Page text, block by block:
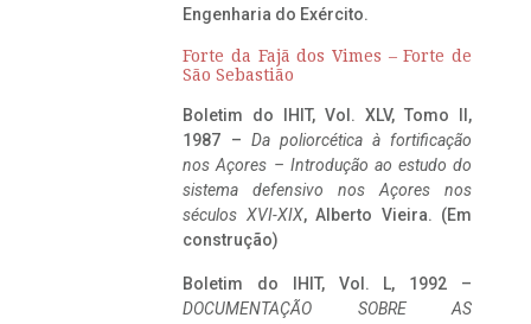
Engenharia do Exército.
Forte da Fajã dos Vimes – Forte de
São Sebastião
Boletim do IHIT, Vol. XLV, Tomo II,
1987 – Da poliorcética à fortificação
nos Açores – Introdução ao estudo do
sistema defensivo nos Açores nos
séculos XVI-XIX, Alberto Vieira. (Em
construção)
Boletim do IHIT, Vol. L, 1992 –
DOCUMENTAÇÃO SOBRE AS